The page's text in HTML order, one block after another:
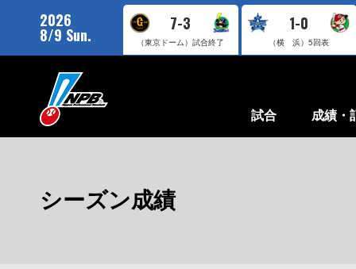
2026
8/9 Sun.
7-3
（東京ドーム）試合終了
1-0
（横 浜）5回表
試合 成績・
シーズン成績